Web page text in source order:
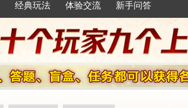
经典玩法 体验交流 新手问答